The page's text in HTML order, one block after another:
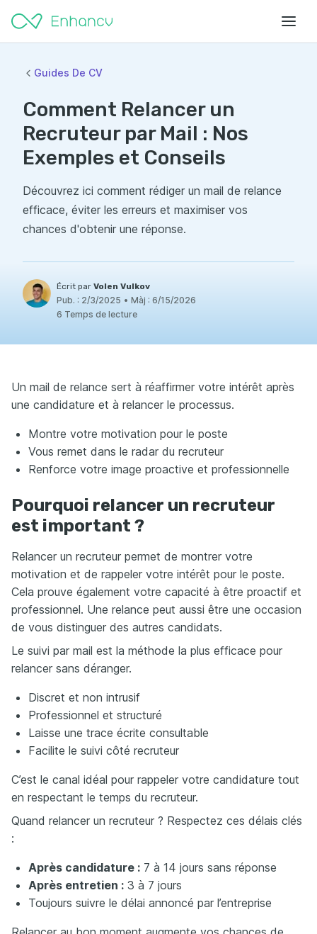
Guides De CV
Comment Relancer un
Recruteur par Mail : Nos
Exemples et Conseils
Découvrez ici comment rédiger un mail de relance
efficace, éviter les erreurs et maximiser vos
chances d'obtenir une réponse.
Écrit par Volen Vulkov
Pub. : 2/3/2025 • Màj : 6/15/2026
6 Temps de lecture
Un mail de relance sert à réaffirmer votre intérêt après
une candidature et à relancer le processus.
Montre votre motivation pour le poste
Vous remet dans le radar du recruteur
Renforce votre image proactive et professionnelle
Pourquoi relancer un recruteur
est important ?
Relancer un recruteur permet de montrer votre
motivation et de rappeler votre intérêt pour le poste.
Cela prouve également votre capacité à être proactif et
professionnel. Une relance peut aussi être une occasion
de vous distinguer des autres candidats.
Le suivi par mail est la méthode la plus efficace pour
relancer sans déranger.
Discret et non intrusif
Professionnel et structuré
Laisse une trace écrite consultable
Facilite le suivi côté recruteur
C’est le canal idéal pour rappeler votre candidature tout
en respectant le temps du recruteur.
Quand relancer un recruteur ? Respectez ces délais clés
:
Après candidature : 7 à 14 jours sans réponse
Après entretien : 3 à 7 jours
Toujours suivre le délai annoncé par l’entreprise